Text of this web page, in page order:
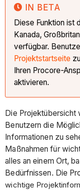
IN BETA
Diese Funktion ist
Kanada,
verfügbar.
Projektstartseite
Ihren Procore-
aktivieren.
Die
Benutzern die
Informationen zu
Maßnahmen für
alles an einem Ort,
Bedürfnissen. Die
wichtige